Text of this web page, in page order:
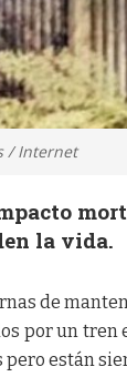
/ Internet
la vida.
de
por un tren
están